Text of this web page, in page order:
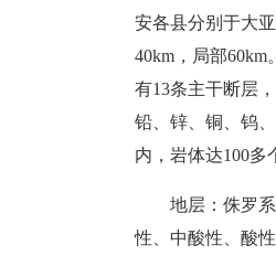
安各县分别于大
40km，局部
有13条主干断层
铅、锌、铜、钨
内，岩体达100多
地层：侏罗
性、中酸性、酸